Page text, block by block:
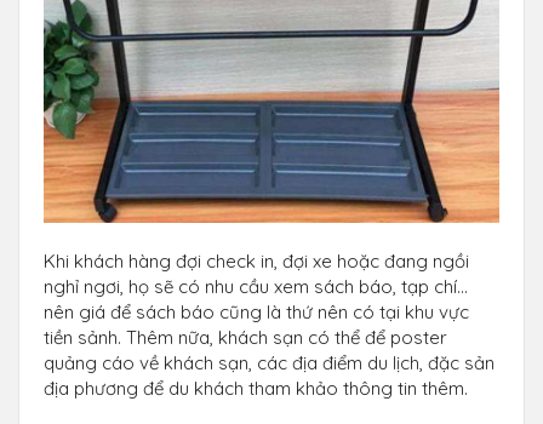
Khi khách hàng đợi check in, đợi xe hoặc đang ngồi
nghỉ ngơi, họ sẽ có nhu cầu xem sách báo, tạp chí…
nên giá để sách báo cũng là thứ nên có tại khu vực
tiền sảnh. Thêm nữa, khách sạn có thể để poster
quảng cáo về khách sạn, các địa điểm du lịch, đặc sản
địa phương để du khách tham khảo thông tin thêm.